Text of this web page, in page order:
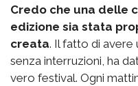
Credo che una delle
edizione sia stata
creata. Il fatto di avere
senza interruzioni, ha
vero festival. Ogni